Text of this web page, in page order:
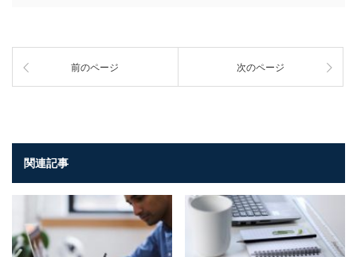
前のページ 次のページ
関連記事